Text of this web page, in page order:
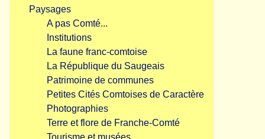
Paysages
A pas Comté...
Institutions
La faune franc-comtoise
La République du Saugeais
Patrimoine de communes
Petites Cités Comtoises de Caractère
Photographies
Terre et flore de Franche-Comté
Tourisme et musées